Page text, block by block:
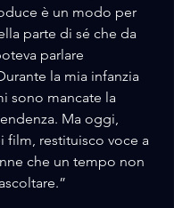
è un modo per
parte di sé che da
parlare
la mia infanzia
mancate la
Ma oggi,
film, restituisco voce a
che un tempo non